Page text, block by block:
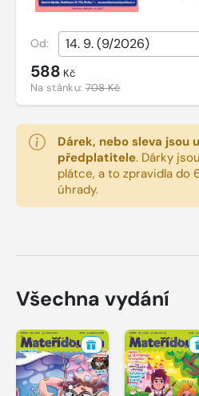
Od:
588 Kč
Na stánku:708 Kč
Dárek, nebo sleva jsou
předplatitele. Dárky
plátce, a to zpravidla do
úhrady.
Všechna vydání